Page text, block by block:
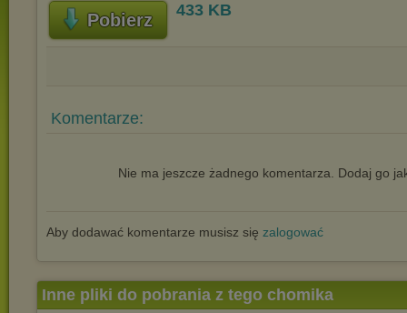
Pobierz 433 KB
Komentarze:
Nie ma jeszcze żadnego komentarza. Dodaj go
Aby dodawać komentarze musisz się zalogować
Inne pliki do pobrania z tego chomika